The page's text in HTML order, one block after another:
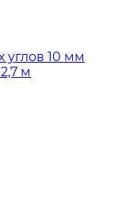
10 мм
м